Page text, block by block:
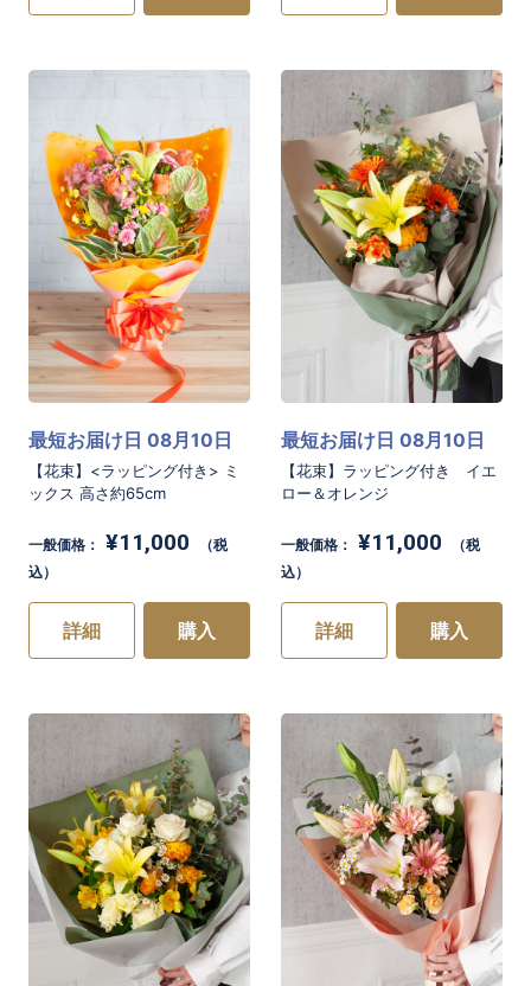
【花束】<ラッピング付き> ミ
ックス 高さ約65cm
最短お届け日 08月10日
一般価格： ¥11,000
（税
込）
詳細 購入
【花束】ラッピング付き イエ
ロー＆オレンジ
最短お届け日 08月10日
一般価格： ¥11,000
（税
込）
詳細 購入